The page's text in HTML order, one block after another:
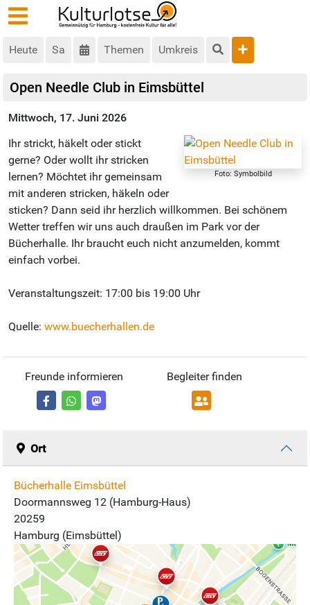
Heute Sa Themen Umkreis
Open Needle Club in Eimsbüttel
Mittwoch, 17. Juni 2026
Foto: Symbolbild
Ihr strickt, häkelt oder stickt
gerne? Oder wollt ihr stricken
lernen? Möchtet ihr gemeinsam
mit anderen stricken, häkeln oder
sticken? Dann seid ihr herzlich willkommen. Bei schönem
Wetter treffen wir uns auch draußen im Park vor der
Bücherhalle. Ihr braucht euch nicht anzumelden, kommt
einfach vorbei.
Veranstaltungszeit: 17:00 bis 19:00 Uhr
Quelle: www.buecherhallen.de
Freunde informieren Begleiter finden
Ort
Bücherhalle Eimsbüttel
Doormannsweg 12 (Hamburg-Haus)
20259
Hamburg (Eimsbüttel)